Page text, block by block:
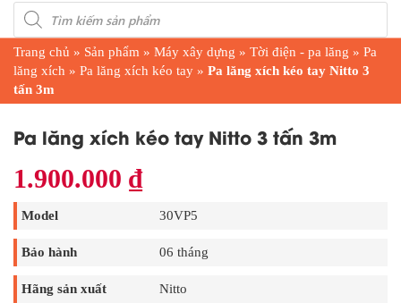
Products
search
Trang chủ » Sản phẩm » Máy xây dựng » Tời điện - pa lăng » Pa
lăng xích » Pa lăng xích kéo tay » Pa lăng xích kéo tay Nitto 3
tấn 3m
Pa lăng xích kéo tay Nitto 3 tấn 3m
1.900.000 ₫
Model 30VP5
Bảo hành 06 tháng
Hãng sản xuất Nitto